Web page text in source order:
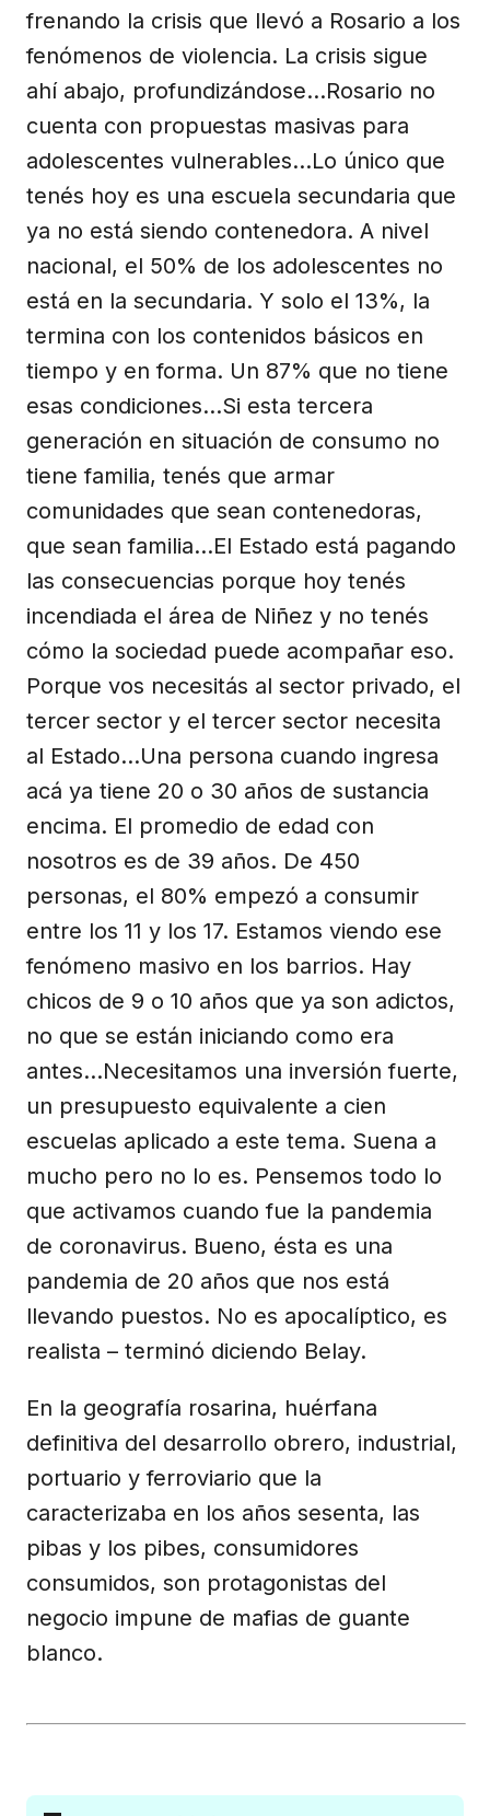
frenando la crisis que llevó a Rosario a los
fenómenos de violencia. La crisis sigue
ahí abajo, profundizándose…Rosario no
cuenta con propuestas masivas para
adolescentes vulnerables…Lo único que
tenés hoy es una escuela secundaria que
ya no está siendo contenedora. A nivel
nacional, el 50% de los adolescentes no
está en la secundaria. Y solo el 13%, la
termina con los contenidos básicos en
tiempo y en forma. Un 87% que no tiene
esas condiciones…Si esta tercera
generación en situación de consumo no
tiene familia, tenés que armar
comunidades que sean contenedoras,
que sean familia…El Estado está pagando
las consecuencias porque hoy tenés
incendiada el área de Niñez y no tenés
cómo la sociedad puede acompañar eso.
Porque vos necesitás al sector privado, el
tercer sector y el tercer sector necesita
al Estado…Una persona cuando ingresa
acá ya tiene 20 o 30 años de sustancia
encima. El promedio de edad con
nosotros es de 39 años. De 450
personas, el 80% empezó a consumir
entre los 11 y los 17. Estamos viendo ese
fenómeno masivo en los barrios. Hay
chicos de 9 o 10 años que ya son adictos,
no que se están iniciando como era
antes…Necesitamos una inversión fuerte,
un presupuesto equivalente a cien
escuelas aplicado a este tema. Suena a
mucho pero no lo es. Pensemos todo lo
que activamos cuando fue la pandemia
de coronavirus. Bueno, ésta es una
pandemia de 20 años que nos está
llevando puestos. No es apocalíptico, es
realista – terminó diciendo Belay.
En la geografía rosarina, huérfana
definitiva del desarrollo obrero, industrial,
portuario y ferroviario que la
caracterizaba en los años sesenta, las
pibas y los pibes, consumidores
consumidos, son protagonistas del
negocio impune de mafias de guante
blanco.